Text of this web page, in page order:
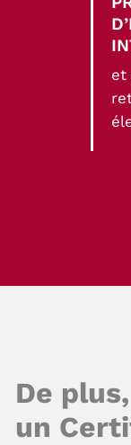
et
De
un